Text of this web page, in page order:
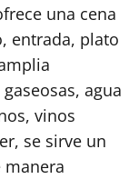
una cena
entrada, plato
agua
vinos
se sirve un
manera